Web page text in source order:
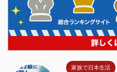
家族で日本生活